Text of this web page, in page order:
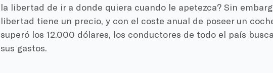
la libertad de ir a donde quiera cuando le apetezca? Sin
libertad tiene un precio, y con el coste anual de poseer un
superó los 12.000 dólares, los conductores de todo el país
sus gastos.